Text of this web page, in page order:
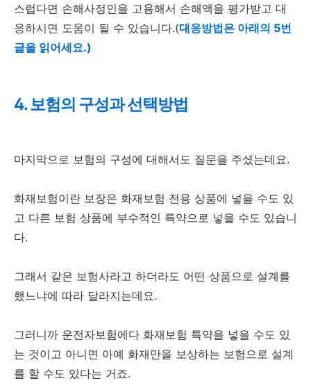
스럽다면 손해사정인을 고용해서 손해액을 평가받고 대
응하시면 도움이 될 수 있습니다.(대응방법은 아래의 5번
글을 읽어세요.)
4. 보험의 구성과 선택방법
마지막으로 보험의 구성에 대해서도 질문을 주셨는데요.
화재보험이란 보장은 화재보험 전용 상품에 넣을 수도 있
고 다른 보험 상품에 부수적인 특약으로 넣을 수도 있습니
다.
그래서 같은 보험사라고 하더라도 어떤 상품으로 설계를
했느냐에 따라 달라지는데요.
그러니까 운전자보험에다 화재보험 특약을 넣을 수도 있
는 것이고 아니면 아예 화재만을 보상하는 보험으로 설계
를 할 수도 있다는 거죠.